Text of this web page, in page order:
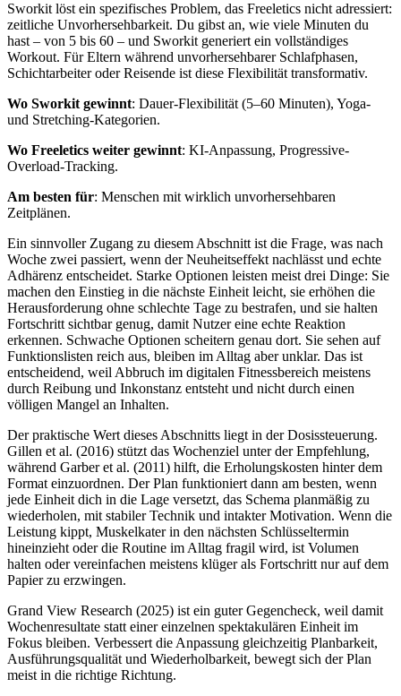
Sworkit löst ein spezifisches Problem, das Freeletics nicht adressiert:
zeitliche Unvorhersehbarkeit. Du gibst an, wie viele Minuten du
hast – von 5 bis 60 – und Sworkit generiert ein vollständiges
Workout. Für Eltern während unvorhersehbarer Schlafphasen,
Schichtarbeiter oder Reisende ist diese Flexibilität transformativ.
Wo Sworkit gewinnt: Dauer-Flexibilität (5–60 Minuten), Yoga-
und Stretching-Kategorien.
Wo Freeletics weiter gewinnt: KI-Anpassung, Progressive-
Overload-Tracking.
Am besten für: Menschen mit wirklich unvorhersehbaren
Zeitplänen.
Ein sinnvoller Zugang zu diesem Abschnitt ist die Frage, was nach
Woche zwei passiert, wenn der Neuheitseffekt nachlässt und echte
Adhärenz entscheidet. Starke Optionen leisten meist drei Dinge: Sie
machen den Einstieg in die nächste Einheit leicht, sie erhöhen die
Herausforderung ohne schlechte Tage zu bestrafen, und sie halten
Fortschritt sichtbar genug, damit Nutzer eine echte Reaktion
erkennen. Schwache Optionen scheitern genau dort. Sie sehen auf
Funktionslisten reich aus, bleiben im Alltag aber unklar. Das ist
entscheidend, weil Abbruch im digitalen Fitnessbereich meistens
durch Reibung und Inkonstanz entsteht und nicht durch einen
völligen Mangel an Inhalten.
Der praktische Wert dieses Abschnitts liegt in der Dosissteuerung.
Gillen et al. (2016) stützt das Wochenziel unter der Empfehlung,
während Garber et al. (2011) hilft, die Erholungskosten hinter dem
Format einzuordnen. Der Plan funktioniert dann am besten, wenn
jede Einheit dich in die Lage versetzt, das Schema planmäßig zu
wiederholen, mit stabiler Technik und intakter Motivation. Wenn die
Leistung kippt, Muskelkater in den nächsten Schlüsseltermin
hineinzieht oder die Routine im Alltag fragil wird, ist Volumen
halten oder vereinfachen meistens klüger als Fortschritt nur auf dem
Papier zu erzwingen.
Grand View Research (2025) ist ein guter Gegencheck, weil damit
Wochenresultate statt einer einzelnen spektakulären Einheit im
Fokus bleiben. Verbessert die Anpassung gleichzeitig Planbarkeit,
Ausführungsqualität und Wiederholbarkeit, bewegt sich der Plan
meist in die richtige Richtung.